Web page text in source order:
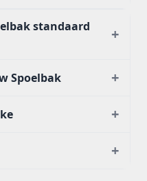
standaard
+
Spoelbak +
+
+